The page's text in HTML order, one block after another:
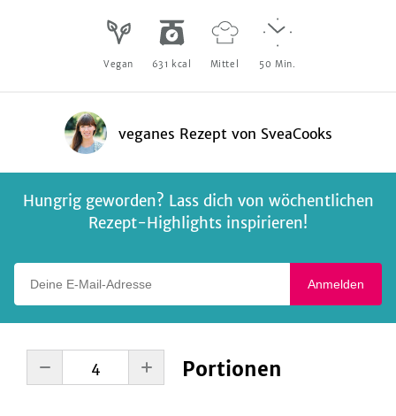
Vegan 631 kcal Mittel 50 Min.
veganes Rezept von SveaCooks
Hungrig geworden? Lass dich von wöchentlichen
Rezept-Highlights inspirieren!
Anmelden
Portionen